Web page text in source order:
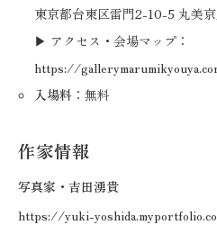
東京都台東区雷門2-10-5 丸美
▶ アクセス・会場マップ：
https://
入場料 ：無料
作家情報
写真家・吉田湧貴
https://yuki-